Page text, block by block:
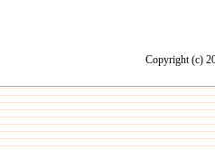
Copyright (c)